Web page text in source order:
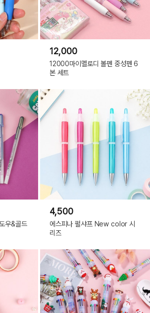
시나모롤
12,000
12000마이멜로디 볼펜 중성펜 6
본 세트
우&골드
4,500
에스피나 펄샤프 New color 시
리즈